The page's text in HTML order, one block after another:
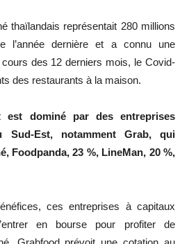
thaïlandais représentait 280 millions
l’année dernière et a connu une
des 12 derniers mois, le Covid-
des restaurants à la maison.
est dominé par des entreprises
Sud-Est, notamment Grab, qui
Foodpanda, 23 %, LineMan, 20 %,
ces entreprises à capitaux
en bourse pour profiter de